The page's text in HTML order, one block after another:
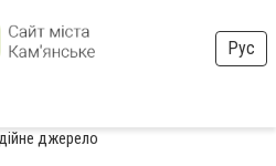
Рус
джерело